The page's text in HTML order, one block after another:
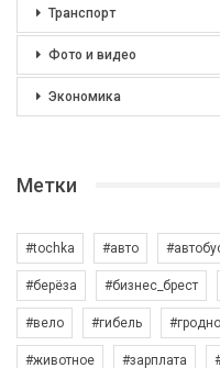
Транспорт
Фото и видео
Экономика
Метки
#tochka #авто
#берёза #бизнес_брест
#вело #гибель #гродно
#животное #зарплата